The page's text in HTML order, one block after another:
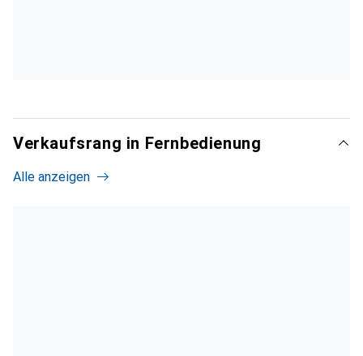
Verkaufsrang in Fernbedienung
Alle anzeigen